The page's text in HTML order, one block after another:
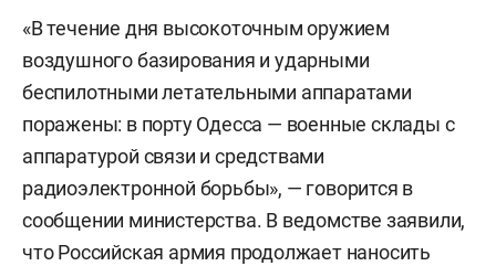
«В течение дня высокоточным оружием
воздушного базирования и ударными
беспилотными летательными аппаратами
поражены: в порту Одесса — военные склады с
аппаратурой связи и средствами
радиоэлектронной борьбы», — говорится в
сообщении министерства. В ведомстве заявили,
что Российская армия продолжает наносить